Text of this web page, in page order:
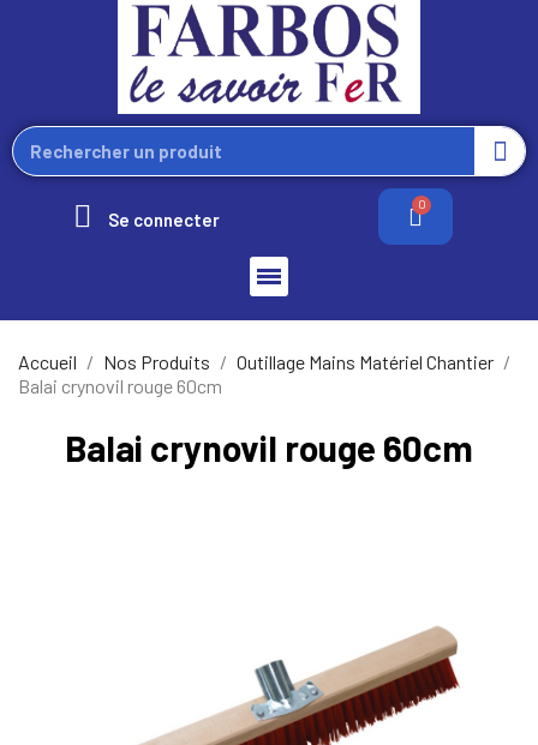
Se connecter
Accueil Nos Produits
Outillage Mains Matériel Chantier
Balai crynovil rouge 60cm
Balai crynovil rouge 60cm